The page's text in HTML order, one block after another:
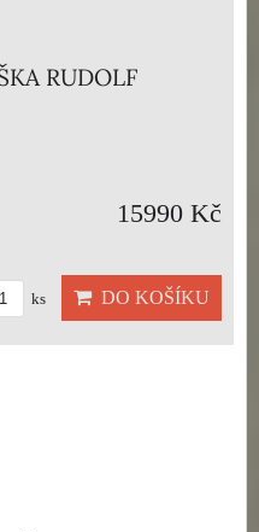
RUDOLF
15990 Kč
ks DO KOŠÍKU